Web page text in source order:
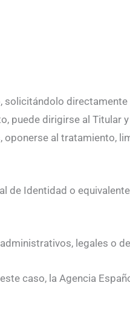
directamente
puede dirigirse al Titular
al tratamiento,
de Identidad o
legales o
caso, la Agencia